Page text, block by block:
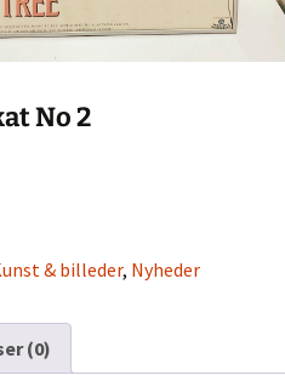
No 2
& billeder, Nyheder
(0)